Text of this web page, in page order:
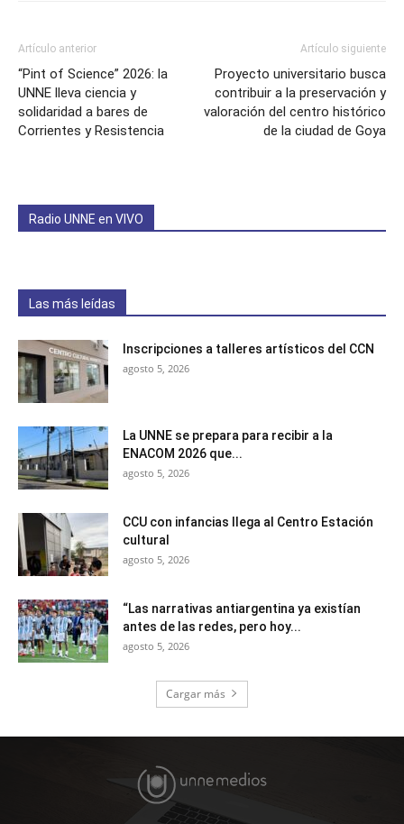
Artículo anterior
“Pint of Science” 2026: la
UNNE lleva ciencia y
solidaridad a bares de
Corrientes y Resistencia
Artículo siguiente
Proyecto universitario busca
contribuir a la preservación y
valoración del centro histórico
de la ciudad de Goya
Radio UNNE en VIVO
Las más leídas
Inscripciones a talleres artísticos del CCN
agosto 5, 2026
La UNNE se prepara para recibir a la
ENACOM 2026 que...
agosto 5, 2026
CCU con infancias llega al Centro Estación
cultural
agosto 5, 2026
“Las narrativas antiargentina ya existían
antes de las redes, pero hoy...
agosto 5, 2026
Cargar más